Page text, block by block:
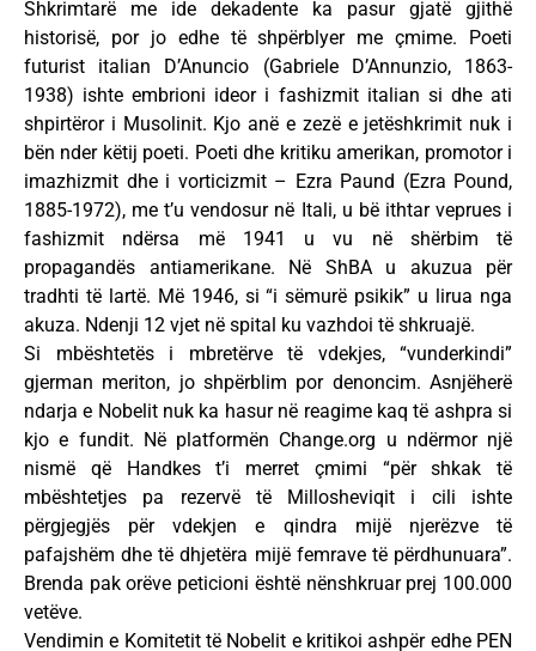
Shkrimtarë me ide dekadente ka pasur gjatë gjithë
historisë, por jo edhe të shpërblyer me çmime. Poeti
futurist italian D’Anuncio (Gabriele D’Annunzio, 1863-
1938) ishte embrioni ideor i fashizmit italian si dhe ati
shpirtëror i Musolinit. Kjo anë e zezë e jetëshkrimit nuk i
bën nder këtij poeti. Poeti dhe kritiku amerikan, promotor i
imazhizmit dhe i vorticizmit – Ezra Paund (Ezra Pound,
1885-1972), me t’u vendosur në Itali, u bë ithtar veprues i
fashizmit ndërsa më 1941 u vu në shërbim të
propagandës antiamerikane. Në ShBA u akuzua për
tradhti të lartë. Më 1946, si “i sëmurë psikik” u lirua nga
akuza. Ndenji 12 vjet në spital ku vazhdoi të shkruajë.
Si mbështetës i mbretërve të vdekjes, “vunderkindi”
gjerman meriton, jo shpërblim por denoncim. Asnjëherë
ndarja e Nobelit nuk ka hasur në reagime kaq të ashpra si
kjo e fundit. Në platformën Change.org u ndërmor një
nismë që Handkes t’i merret çmimi “për shkak të
mbështetjes pa rezervë të Millosheviqit i cili ishte
përgjegjës për vdekjen e qindra mijë njerëzve të
pafajshëm dhe të dhjetëra mijë femrave të përdhunuara”.
Brenda pak orëve peticioni është nënshkruar prej 100.000
vetëve.
Vendimin e Komitetit të Nobelit e kritikoi ashpër edhe PEN